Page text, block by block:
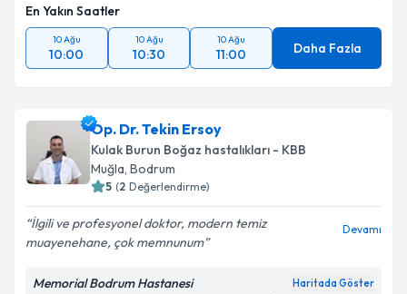
En Yakın Saatler
10 Ağu
10:00
10 Ağu
10:30
10 Ağu
11:00 Daha Fazla
Op. Dr. Tekin Ersoy
Kulak Burun Boğaz hastalıkları - KBB
Muğla, Bodrum
5 (2 Değerlendirme)
İlgili ve profesyonel doktor, modern temiz
muayenehane, çok memnunum
Devamı
Memorial Bodrum Hastanesi Haritada Göster